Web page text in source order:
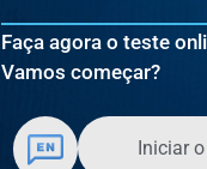
Faça agora o teste
Vamos começar?
Iniciar